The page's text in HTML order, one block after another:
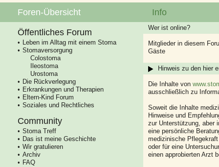
Foren-Übersicht
Öffentliches Forum
Leben im Alltag mit einem Stoma
Stomaversorgung
Colostoma
Ileostoma
Urostoma
Die Rückverlegung
Erkrankungen und Therapien
Eltern-Kind Forum
Soziales und Rechtliches
Community
Stoma Treff
Das ist meine Geschichte
Wir gratulieren
Archiv
FAQ
Info
Wer ist online?
Mitglieder in diesem
Gäste
Hinweis zu den hier
Die Inhalte von
ausschließlich zu
Soweit die Inhalte
Hinweise und
zur Unterstützung, aber
eine persönliche
medizinische
oder für eine
einen approbierten Arzt